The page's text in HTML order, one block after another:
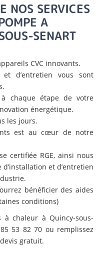
NOS SERVICES
A
SENART
CVC innovants.
et d’entretien vous sont
à chaque étape de votre
énergétique.
les jours.
est au cœur de notre
certifiée RGE, ainsi nous
et d’entretien
bénéficier des aides
conditions)
chaleur à Quincy-sous-
53 82 70 ou remplissez
gratuit.